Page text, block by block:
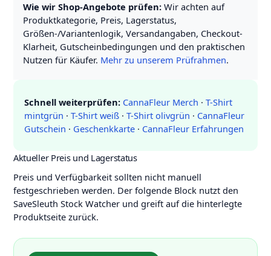
Wie wir Shop-Angebote prüfen:Wir achten auf
Produktkategorie, Preis, Lagerstatus,
Größen-/Variantenlogik, Versandangaben, Checkout-
Klarheit, Gutscheinbedingungen und den praktischen
Nutzen für Käufer. Mehr zu unserem Prüfrahmen.
Schnell weiterprüfen: CannaFleur Merch · T-Shirt
mintgrün · T-Shirt weiß· T-Shirt olivgrün · CannaFleur
Gutschein · Geschenkkarte· CannaFleur Erfahrungen
Aktueller Preis und Lagerstatus
Preis und Verfügbarkeit sollten nicht manuell
festgeschrieben werden. Der folgende Block nutzt den
SaveSleuth Stock Watcher und greift auf die hinterlegte
Produktseite zurück.